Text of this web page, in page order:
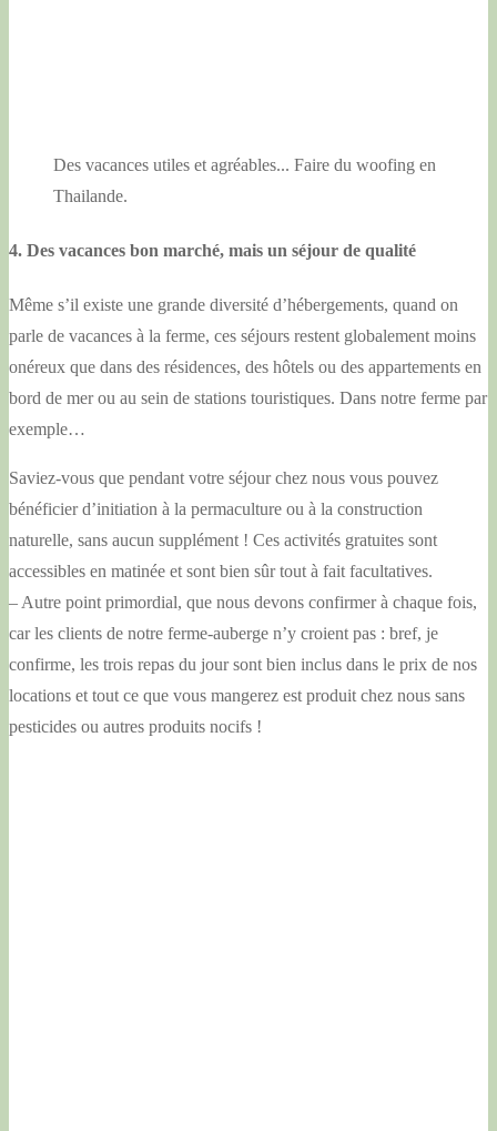
Des vacances utiles et agréables... Faire du woofing en
Thailande.
4. Des vacances bon marché, mais un séjour de qualité
Même s’il existe une grande diversité d’hébergements, quand on
parle de vacances à la ferme, ces séjours restent globalement moins
onéreux que dans des résidences, des hôtels ou des appartements en
bord de mer ou au sein de stations touristiques. Dans notre ferme par
exemple…
Saviez-vous que pendant votre séjour chez nous vous pouvez
bénéficier d’initiation à la permaculture ou à la construction
naturelle, sans aucun supplément ! Ces activités gratuites sont
accessibles en matinée et sont bien sûr tout à fait facultatives.
– Autre point primordial, que nous devons confirmer à chaque fois,
car les clients de notre ferme-auberge n’y croient pas : bref, je
confirme, les trois repas du jour sont bien inclus dans le prix de nos
locations et tout ce que vous mangerez est produit chez nous sans
pesticides ou autres produits nocifs !